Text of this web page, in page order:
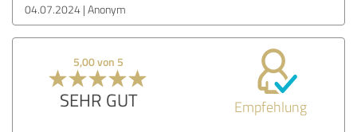
04.07.2024 Anonym
5,00 von 5
SEHR GUT Empfehlung